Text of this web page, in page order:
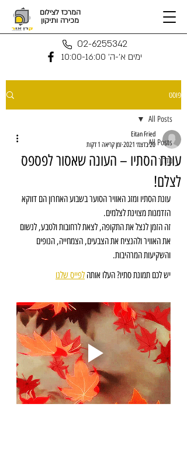
המרכז לצילום
מכירה ותיקון
02-6255342
ימים א'-ה' 10:00-16:00
פוסט
All Posts
מדריך
All Posts
עונת הסתיו – העונה שאסור לפספס
לצלם!
Eitan Fried
20 בדצמ׳ 2021
זמן קריאה 1 דקות
עונת הסתיו ומזג האוויר הסוער בשבוע האחרון הם דווקא
הזדמנות מצוינת לצלמים.
זה הזמן לנצל את התקופה, לצאת לרחובות ולטבע, לנשום
את האוויר ולהנציח את הצבעים, הצמחייה, הנופים
והשקיעות המרהיבות.
יש לכם תמונת סתיו? העלו אותה לפייס שלנו